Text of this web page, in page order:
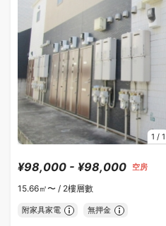
1 / 1
¥98,000 - ¥98,000 空房
15.66㎡〜 / 2樓層數
附家具家電 無押金